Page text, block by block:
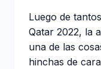
Luego de
Qatar 2022, la
una de las
hinchas de